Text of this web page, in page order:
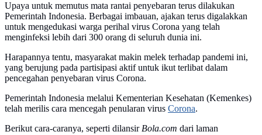
Upaya untuk memutus mata rantai penyebaran terus dilakukan
Pemerintah Indonesia. Berbagai imbauan, ajakan terus digalakkan
untuk mengedukasi warga perihal virus Corona yang telah
menginfeksi lebih dari 300 orang di seluruh dunia ini.
Harapannya tentu, masyarakat makin melek terhadap pandemi ini,
yang berujung pada partisipasi aktif untuk ikut terlibat dalam
pencegahan penyebaran virus Corona.
Pemerintah Indonesia melalui Kementerian Kesehatan (Kemenkes)
telah merilis cara mencegah penularan virus Corona.
Berikut cara-caranya, seperti dilansirBola.com dari laman